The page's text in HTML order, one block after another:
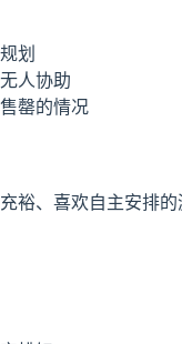
划
人协助
罄的情况
裕、喜欢自主安排的